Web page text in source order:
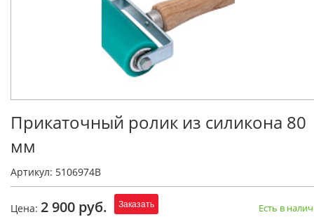
Прикаточный ролик из силикона 80
мм
Артикул: 5106974В
Цена: 2 900 руб. Заказать Есть в